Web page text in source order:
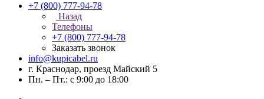
+7 (800) 777-94-78
Назад
Телефоны
+7 (800) 777-94-78
Заказать звонок
info@kupicabel.ru
г. Краснодар, проезд Майский 5
Пн. – Пт.: с 9:00 до 18:00